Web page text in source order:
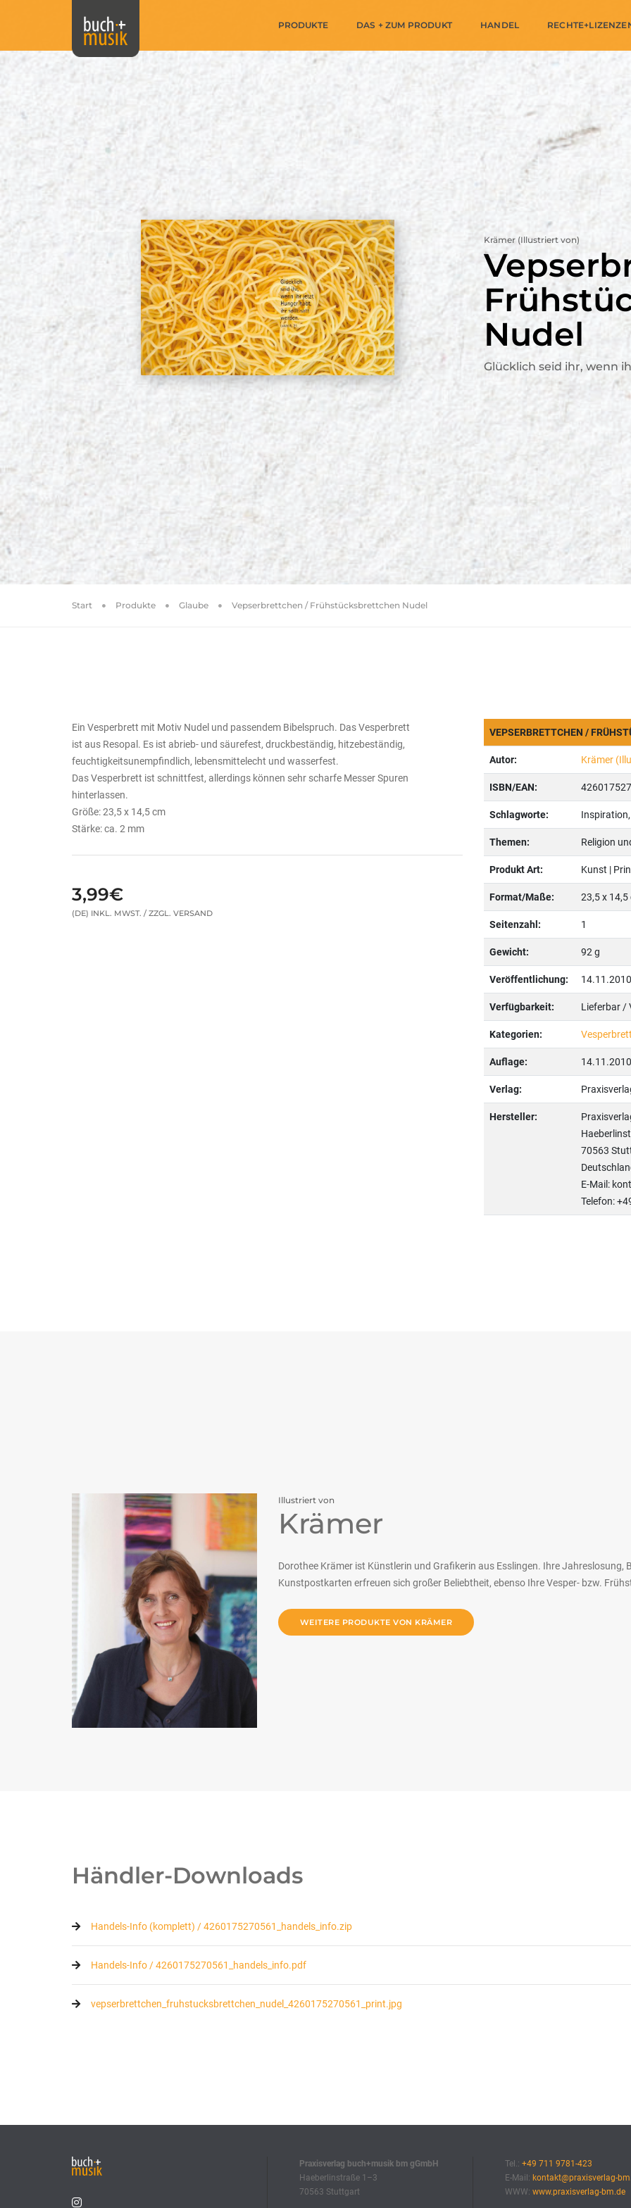
PRODUKTE DAS + ZUM PRODUKT HANDEL
Krämer (Illustriert von)
Nudel
Glücklich seid ihr, wenn
Start Produkte Glaube Vepserbrettchen / Frühstücksbrettchen Nudel
Ein Vesperbrett mit Motiv Nudel und passendem Bibelspruch. Das Vesperbrett
ist aus Resopal. Es ist abrieb- und säurefest, druckbeständig, hitzebeständig,
feuchtigkeitsunempfindlich, lebensmittelecht und wasserfest.
Das Vesperbrett ist schnittfest, allerdings können sehr scharfe Messer Spuren
hinterlassen.
Größe: 23,5 x 14,5 cm
Stärke: ca. 2 mm
3,99€
(DE) INKL. MWST. / ZZGL. VERSAND
VEPSERBRETTCHEN /
Autor: Krämer
ISBN/EAN:
Schlagworte:
Themen: Religion
Produkt Art: Kunst |
Format/Maße: 23,5 x 14,5
Seitenzahl: 1
Gewicht: 92 g
Veröffentlichung: 14.11.2010
Verfügbarkeit: Lieferbar /
Kategorien:
Auflage: 14.11.2010
Verlag:
Hersteller:
70563
E-Mail:
Telefon:
Illustriert von
Krämer
Dorothee Krämer ist Künstlerin und Grafikerin aus Esslingen. Ihre Jahreslosung,
Kunstpostkarten erfreuen sich großer Beliebtheit, ebenso Ihre Vesper- bzw.
WEITERE PRODUKTE VON KRÄMER
Händler-Downloads
Handels-Info (komplett) / 4260175270561_handels_info.zip
Handels-Info / 4260175270561_handels_info.pdf
vepserbrettchen_fruhstucksbrettchen_nudel_4260175270561_print.jpg
Praxisverlag buch+musik bm gGmbH
Haeberlinstraße 1–3
70563 Stuttgart
Tel.: +49 711 9781-423
E-Mail: kontakt@praxisverlag-
WWW: www.praxisverlag-bm.de